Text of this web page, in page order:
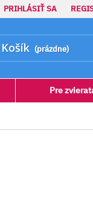
PRIHLÁSIŤ SA
Košík (prázdne)
Pre